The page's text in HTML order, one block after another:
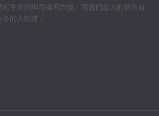
的生命因神而得著改變，而我們最大的使命就
的人知道。